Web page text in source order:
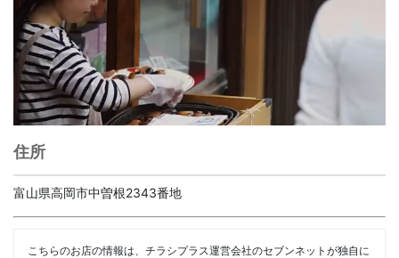
住所
富山県高岡市中曽根2343番地
こちらのお店の情報は、チラシプラス運営会社のセブンネットが独自に